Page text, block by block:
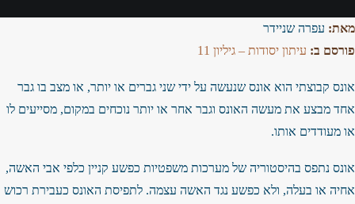
מאת: עפרה שניידר
פורסם ב: עיתון יסודות – גיליון 11
אונס קבוצתי הוא אונס שנעשה על ידי שני גברים או יותר, או מצב בו גבר
אחד מבצע את מעשה האונס וגבר אחר או יותר נוכחים במקום, מסייעים לו
או מעודדים אותו.
אונס נתפס בהיסטוריה של מערכות משפטיות כפשע קניין כלפי אבי האשה,
אחיה או בעלה, ולא כפשע נגד האשה עצמה. לתפיסת האונס כעבירת רכוש